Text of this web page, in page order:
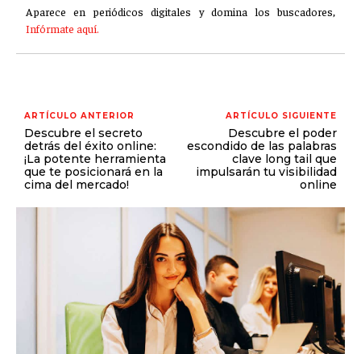
Aparece en periódicos digitales y domina los buscadores,
Infórmate aquí.
ARTÍCULO ANTERIOR
Descubre el secreto
detrás del éxito online:
¡La potente herramienta
que te posicionará en la
cima del mercado!
ARTÍCULO SIGUIENTE
Descubre el poder
escondido de las palabras
clave long tail que
impulsarán tu visibilidad
online